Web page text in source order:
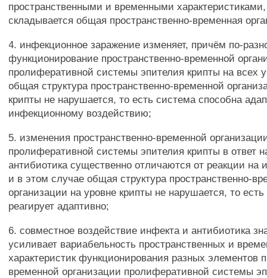
пространственными и временными
складывается общая пространственно-временная
4. инфекционное заражение изменяет, причём по-
функционирование пространственно-временной
пролиферативной системы эпителия крипты на всех
общая структура пространственно-временной
крипты не нарушается, то есть система способна
инфекционному воздействию;
5. изменения пространственно-временной
пролиферативной системы эпителия крипты в ответ
антибиотика существенно отличаются от реакции на
и в этом случае общая структура пространственно-
организации на уровне крипты не нарушается, то
реагирует адаптивно;
6. совместное воздействие инфекта и антибиотика
усиливает вариабельность пространственных и
характеристик функционирования разных элементов
временной организации пролиферативной системы